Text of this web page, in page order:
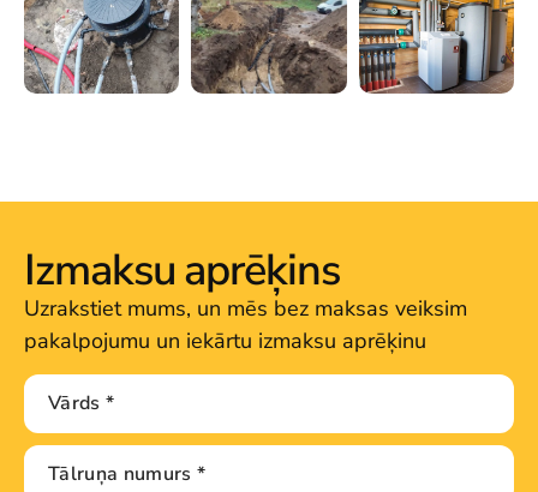
Izmaksu aprēķins
Uzrakstiet mums, un mēs bez maksas veiksim
pakalpojumu un iekārtu izmaksu aprēķinu